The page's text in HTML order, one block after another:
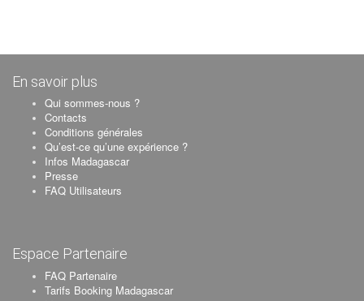
En savoir plus
Qui sommes-nous ?
Contacts
Conditions générales
Qu’est-ce qu’une expérience ?
Infos Madagascar
Presse
FAQ Utilisateurs
Espace Partenaire
FAQ Partenaire
Tarifs Booking Madagascar